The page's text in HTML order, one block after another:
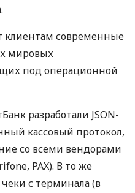
клиентам современные
мировых
под операционной
разработали JSON-
кассовый протокол,
со всеми вендорами
PAX). В то же
с терминала (в